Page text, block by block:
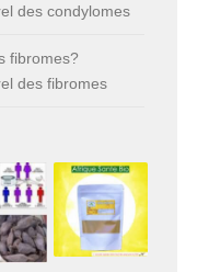
des condylomes
fibromes?
des fibromes